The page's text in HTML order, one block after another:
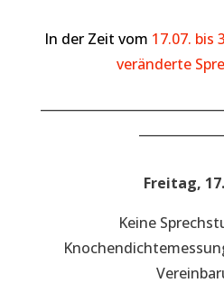
In der Zeit vom 17.07. bis
veränderte
Freitag,
Keine